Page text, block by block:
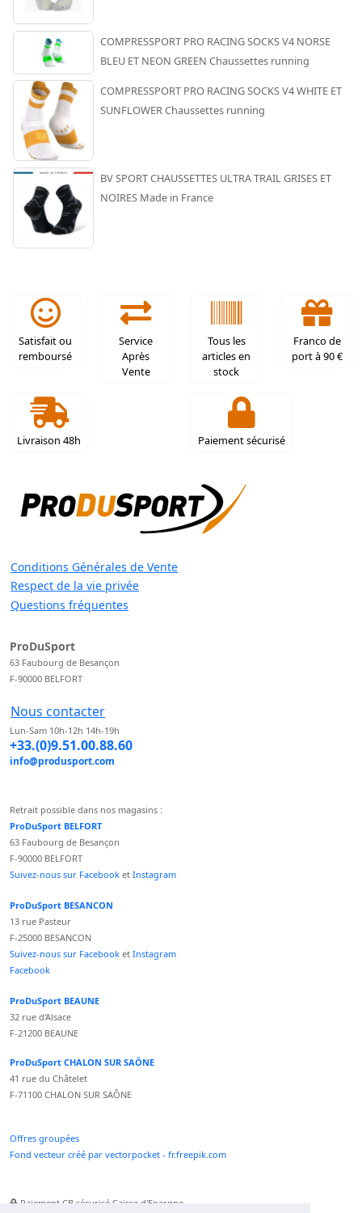
COMPRESSPORT PRO RACING SOCKS V4 NORSE
BLEU ET NEON GREEN Chaussettes running
COMPRESSPORT PRO RACING SOCKS V4 WHITE ET
SUNFLOWER Chaussettes running
BV SPORT CHAUSSETTES ULTRA TRAIL GRISES ET
NOIRES Made in France
Satisfait ou
remboursé
Service
Après
Vente
Tous les
articles en
stock
Franco de
port à 90 €
Livraison 48h Paiement sécurisé
Conditions Générales de Vente
Respect de la vie privée
Questions fréquentes
ProDuSport
63 Faubourg de Besançon
F-90000 BELFORT
Nous contacter
Lun-Sam 10h-12h 14h-19h
+33.(0)9.51.00.88.60
info@produsport.com
Retrait possible dans nos magasins :
ProDuSport BELFORT
63 Faubourg de Besançon
F-90000 BELFORT
Suivez-nous sur Facebook et Instagram
ProDuSport BESANCON
13 rue Pasteur
F-25000 BESANCON
Suivez-nous sur Facebook et Instagram
Facebook
ProDuSport BEAUNE
32 rue d'Alsace
F-21200 BEAUNE
ProDuSport CHALON SUR SAÔNE
41 rue du Châtelet
F-71100 CHALON SUR SAÔNE
Offres groupées
Fond vecteur créé par vectorpocket - fr.freepik.com
Paiement CB sécurisé Caisse d'Epargne